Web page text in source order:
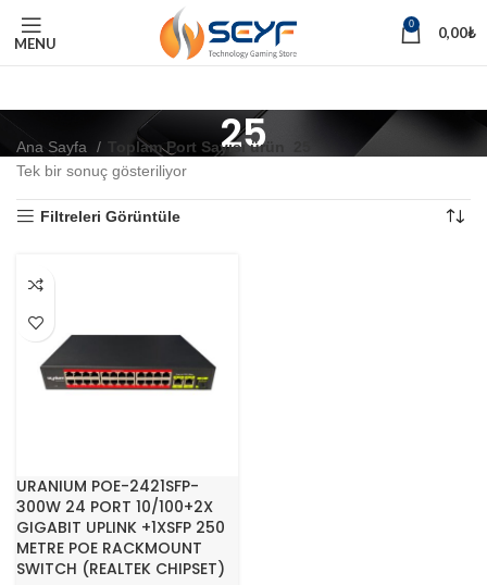
MENU
0 0,00₺
25
Ana Sayfa Toplam Port Sayısı ürün
Tek bir sonuç gösteriliyor
Filtreleri Görüntüle
URANIUM POE-2421SFP-
300W 24 PORT 10/100+2X
GIGABIT UPLINK +1XSFP 250
METRE POE RACKMOUNT
SWITCH (REALTEK CHIPSET)